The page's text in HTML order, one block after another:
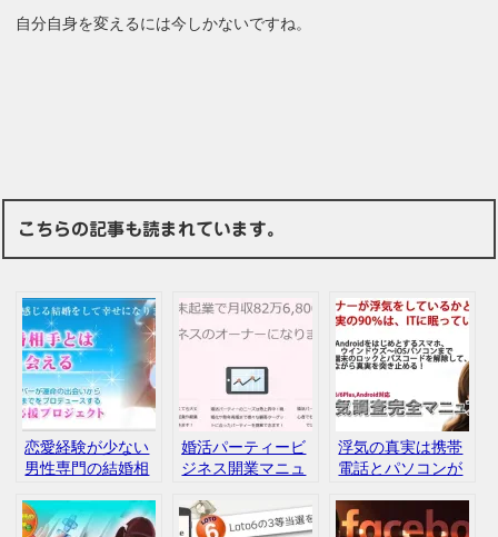
自分自身を変えるには今しかないですね。
こちらの記事も読まれています。
恋愛経験が少ない
男性専門の結婚相
び協会 評判 口
コミ
婚活パーティービ
ジネス開業マニュ
評判 口コミ
浮気の真実は携帯
電話とパソコンが
IT浮気調査完全マ
ニュアル 評判 口